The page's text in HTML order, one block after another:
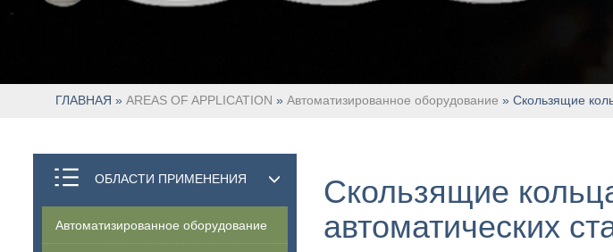
ГЛАВНАЯ » AREAS OF APPLICATION » Автоматизированное оборудование » Скользящие
ОБЛАСТИ ПРИМЕНЕНИЯ
Автоматизированное оборудование
Скользящие
автоматических